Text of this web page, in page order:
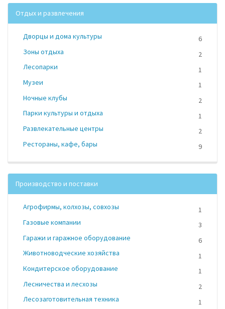
Отдых и развлечения
Дворцы и дома культуры
6
Зоны отдыха
2
Лесопарки
1
Музеи
1
Ночные клубы
2
Парки культуры и отдыха
1
Развлекательные центры
2
Рестораны, кафе, бары
9
Производство и поставки
Агрофирмы, колхозы, совхозы
1
Газовые компании
3
Гаражи и гаражное оборудование
6
Животноводческие хозяйства
1
Кондитерское оборудование
1
Лесничества и лесхозы
2
Лесозаготовительная техника
1